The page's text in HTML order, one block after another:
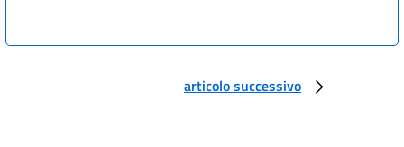
articolo successivo